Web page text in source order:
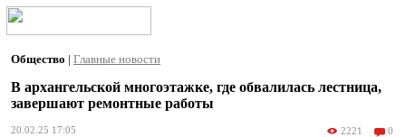
Общество | Главные новости
В архангельской многоэтажке, где обвалилась лестница,
завершают ремонтные работы
20.02.25 17:05 2221 0